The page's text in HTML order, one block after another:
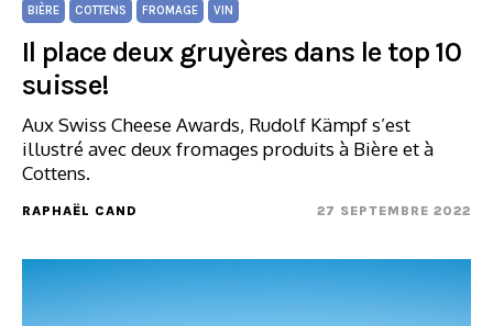
BIÈRE COTTENS FROMAGE VIN
Il place deux gruyères dans le top 10
suisse!
Aux Swiss Cheese Awards, Rudolf Kämpf s’est
illustré avec deux fromages produits à Bière et à
Cottens.
RAPHAËL CAND 27 SEPTEMBRE 2022